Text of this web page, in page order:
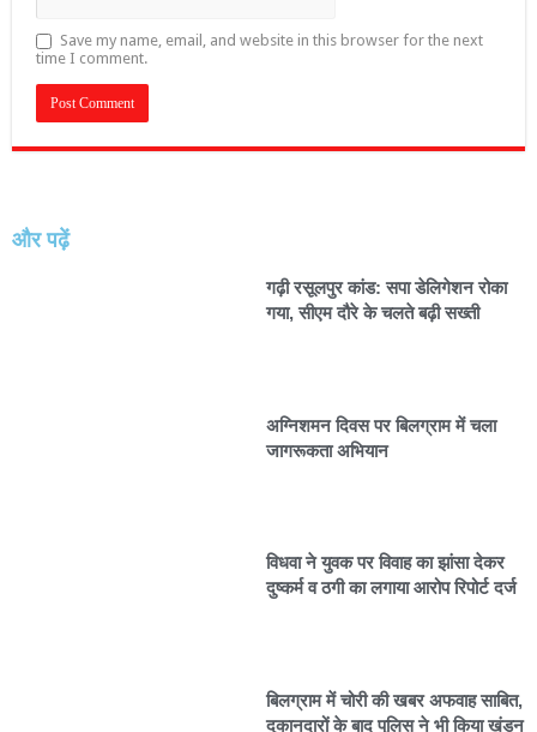
Save my name, email, and website in this browser for the next
time I comment.
और पढ़ें
गढ़ी रसूलपुर कांड: सपा डेलिगेशन रोका
गया, सीएम दौरे के चलते बढ़ी सख्ती
अग्निशमन दिवस पर बिलग्राम में चला
जागरूकता अभियान
विधवा ने युवक पर विवाह का झांसा देकर
दुष्कर्म व ठगी का लगाया आरोप रिपोर्ट दर्ज
बिलग्राम में चोरी की खबर अफवाह साबित,
दुकानदारों के बाद पुलिस ने भी किया खंडन